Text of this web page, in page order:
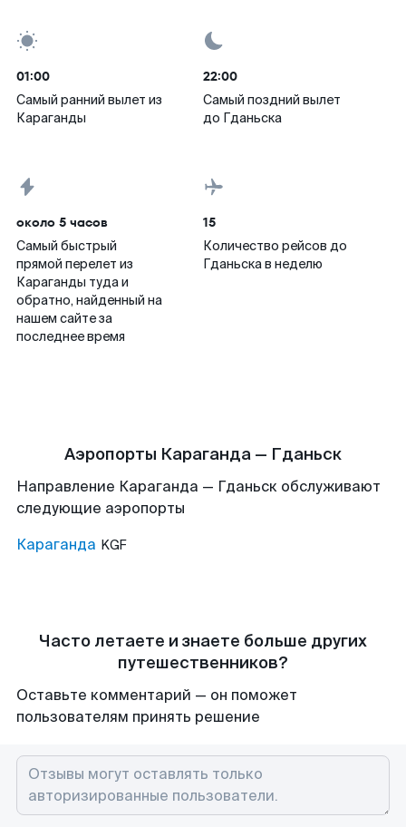
01:00
Самый ранний вылет из
Караганды
22:00
Самый поздний вылет
до Гданьска
около 5 часов
Самый быстрый
прямой перелет из
Караганды туда и
обратно, найденный на
нашем сайте за
последнее время
15
Количество рейсов до
Гданьска в неделю
Аэропорты Караганда — Гданьск
Направление Караганда — Гданьск обслуживают
следующие аэропорты
Караганда KGF
Часто летаете и знаете больше других
путешественников?
Оставьте комментарий — он поможет
пользователям принять решение